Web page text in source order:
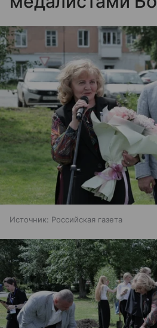
Источник: Российская газета